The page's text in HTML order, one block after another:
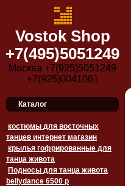
Vostok Shop
+7(495)5051249
Москва +7(925)5051249
+7(925)0041061
Каталог
костюмы для восточных
танцев интернет магазин
крылья гофрированные для
танца живота
Подносы для танца живота
bellydance 6500 p